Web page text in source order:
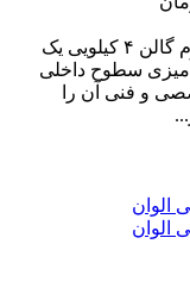
رنگ نیم‌ پلاستیک سفید مات درجه ۱ پارسیفام گالن ۴ کیلویی یک
سطوح داخلی
و فنی آن را